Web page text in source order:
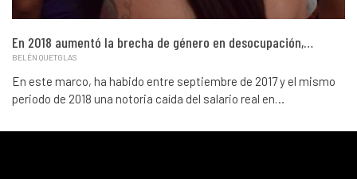
En 2018 aumentó la brecha de género en desocupación,…
BELÉN QUETGLAS
En este marco, ha habido entre septiembre de 2017 y el mismo
periodo de 2018 una notoria caída del salario real en…